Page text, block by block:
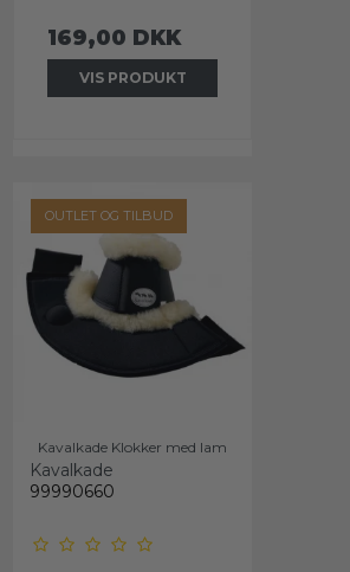
169,00 DKK
VIS PRODUKT
OUTLET OG TILBUD
Kavalkade Klokker med lam
Kavalkade
99990660